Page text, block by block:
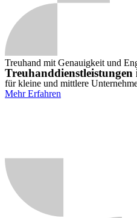
Treuhand mit Genauigkeit und
Treuhanddienstleistungen
für kleine und mittlere
Mehr Erfahren